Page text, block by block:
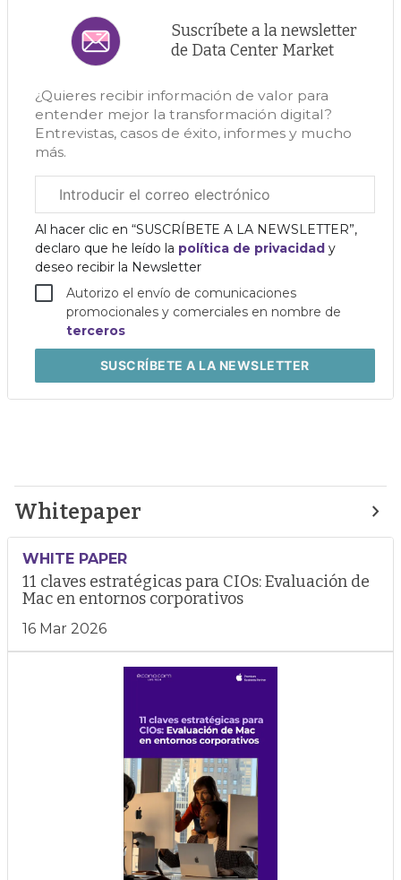
Suscríbete a la newsletter
de Data Center Market
¿Quieres recibir información de valor para
entender mejor la transformación digital?
Entrevistas, casos de éxito, informes y mucho
más.
electrónico
corporativo
Al hacer clic en “SUSCRÍBETE A LA NEWSLETTER”,
declaro que he leído la política de privacidad y
deseo recibir la Newsletter
Autorizo el envío de comunicaciones
promocionales y comerciales en nombre de
terceros
SUSCRÍBETEA LA NEWSLETTER
Whitepaper
WHITE PAPER
11 claves estratégicas para CIOs: Evaluación de
Mac en entornos corporativos
16 Mar 2026